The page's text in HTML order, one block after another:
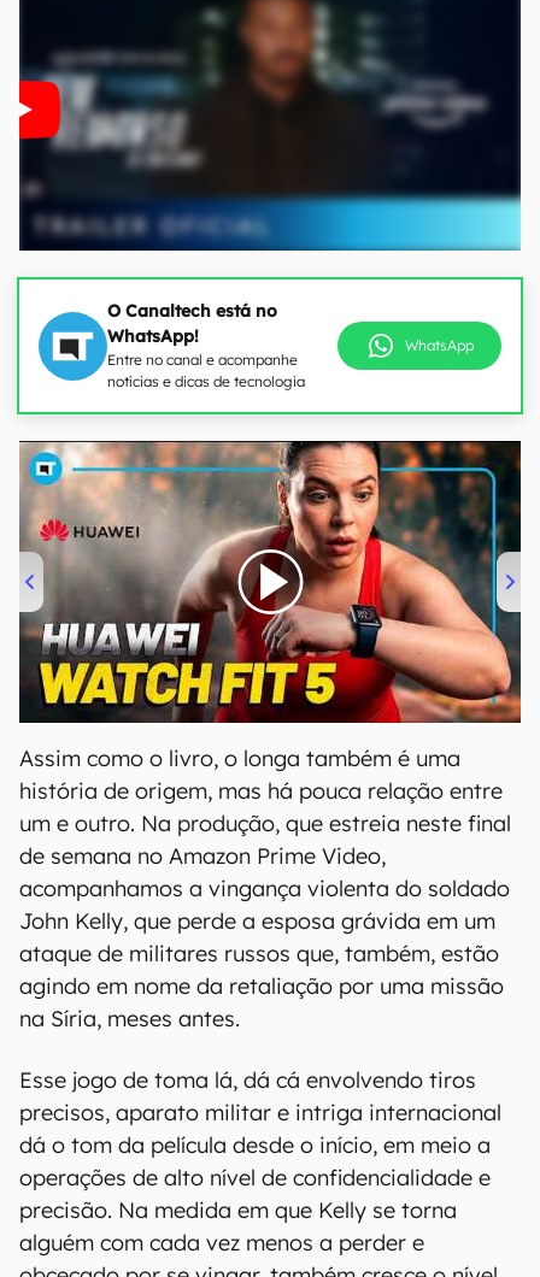
O Canaltech está no
WhatsApp!
Entre no canal e acompanhe
notícias e dicas de tecnologia
WhatsApp
00:00/04:51
Assim como o livro, o longa também é uma
história de origem, mas há pouca relação entre
um e outro. Na produção, que estreia neste final
de semana no Amazon Prime Video,
acompanhamos a vingança violenta do soldado
John Kelly, que perde a esposa grávida em um
ataque de militares russos que, também, estão
agindo em nome da retaliação por uma missão
na Síria, meses antes.
Esse jogo de toma lá, dá cá envolvendo tiros
precisos, aparato militar e intriga internacional
dá o tom da película desde o início, em meio a
operações de alto nível de confidencialidade e
precisão. Na medida em que Kelly se torna
alguém com cada vez menos a perder e